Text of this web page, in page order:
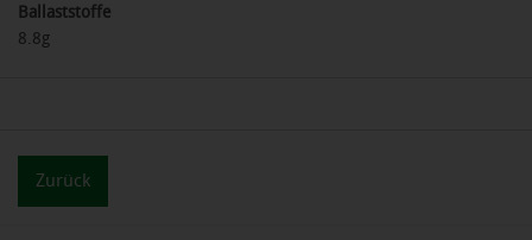
Ballaststoffe
8.8g
Zurück